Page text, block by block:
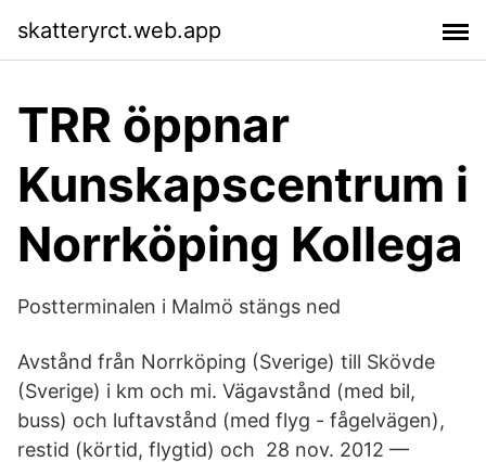
skatteryrct.web.app
TRR öppnar
Kunskapscentrum i
Norrköping Kollega
Postterminalen i Malmö stängs ned
Avstånd från Norrköping (Sverige) till Skövde
(Sverige) i km och mi. Vägavstånd (​med bil,
buss) och luftavstånd (med flyg - fågelvägen),
restid (körtid, flygtid) och 28 nov. 2012 —